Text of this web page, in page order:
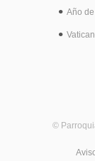
Año
©